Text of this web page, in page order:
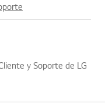
y Soporte de LG